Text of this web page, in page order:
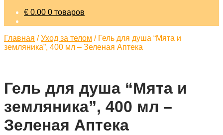
€ 0.00 0 товаров
Главная /Уход за телом / Гель для душа “Мята и
земляника”, 400 мл – Зеленая Аптека
Гель для душа “Мята и
земляника”, 400 мл –
Зеленая Аптека